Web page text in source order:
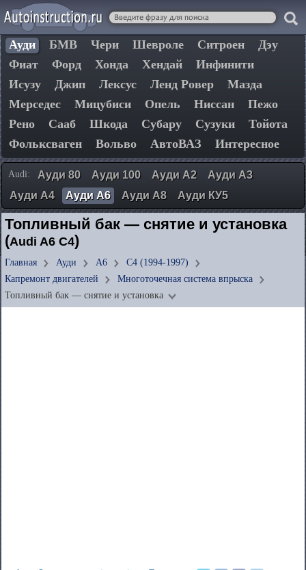
Ауди БМВ Чери Шевроле Ситроен
Дэу
Фиат
Форд Хонда Хендай
Инфинити
Исузу
Джип Лексус Ленд Ровер
Мазда
Мерседес
Мицубиси Опель Ниссан
Пежо
Рено
Сааб Шкода Субару Сузуки
Тойота
Фольксваген
Вольво АвтоВАЗ Интересное
Audi: Ауди 80 Ауди 100 Ауди А2
Ауди А3
Ауди А4
Ауди А6 Ауди А8 Ауди КУ5
Топливный бак — снятие и установка
(Audi A6 C4)
Главная Ауди А6
C4 (1994-1997)
Капремонт двигателей
Многоточечная система впрыска
Топливный бак — снятие и установка